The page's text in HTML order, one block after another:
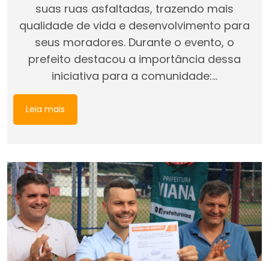
suas ruas asfaltadas, trazendo mais
qualidade de vida e desenvolvimento para
seus moradores. Durante o evento, o
prefeito destacou a importância dessa
iniciativa para a comunidade:…
Leia mais